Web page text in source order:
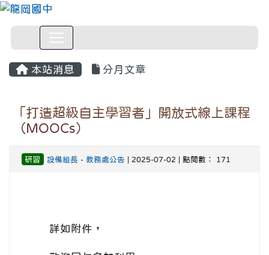
本站消息 分月文章
「打造超級自主學習者」開放式線上課程
（MOOCs）
研習 設備組長 - 教務處公告 | 2025-07-02 | 點閱數： 171
詳如附件，